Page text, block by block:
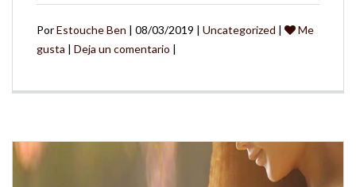
PorEstouche Ben | 08/03/2019 | Uncategorized |
Me
gusta | Deja un comentario |